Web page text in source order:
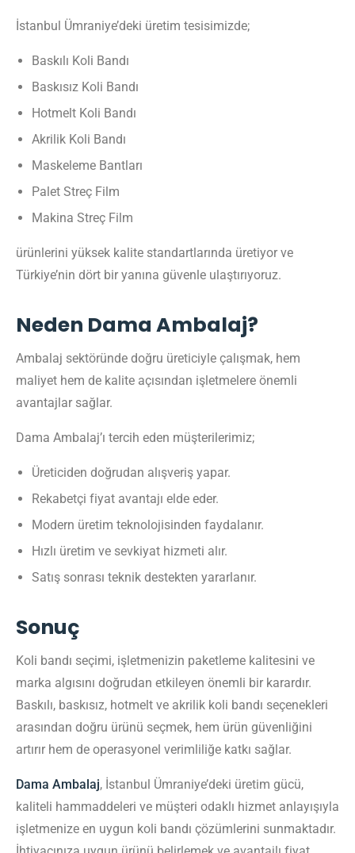
İstanbul Ümraniye’deki üretim tesisimizde;
Baskılı Koli Bandı
Baskısız Koli Bandı
Hotmelt Koli Bandı
Akrilik Koli Bandı
Maskeleme Bantları
Palet Streç Film
Makina Streç Film
ürünlerini yüksek kalite standartlarında üretiyor ve
Türkiye’nin dört bir yanına güvenle ulaştırıyoruz.
Neden Dama Ambalaj?
Ambalaj sektöründe doğru üreticiyle çalışmak, hem
maliyet hem de kalite açısından işletmelere önemli
avantajlar sağlar.
Dama Ambalaj’ı tercih eden müşterilerimiz;
Üreticiden doğrudan alışveriş yapar.
Rekabetçi fiyat avantajı elde eder.
Modern üretim teknolojisinden faydalanır.
Hızlı üretim ve sevkiyat hizmeti alır.
Satış sonrası teknik destekten yararlanır.
Sonuç
Koli bandı seçimi, işletmenizin paketleme kalitesini ve
marka algısını doğrudan etkileyen önemli bir karardır.
Baskılı, baskısız, hotmelt ve akrilik koli bandı seçenekleri
arasından doğru ürünü seçmek, hem ürün güvenliğini
artırır hem de operasyonel verimliliğe katkı sağlar.
Dama Ambalaj, İstanbul Ümraniye’deki üretim gücü,
kaliteli hammaddeleri ve müşteri odaklı hizmet anlayışıyla
işletmenize en uygun koli bandı çözümlerini sunmaktadır.